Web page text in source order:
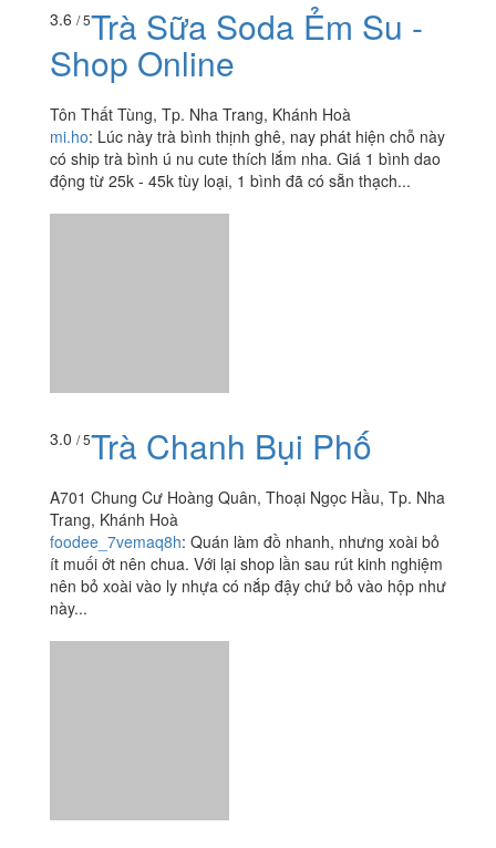
3.6 / 5Trà Sữa Soda Ẻm Su -
Shop Online
Tôn Thất Tùng, Tp. Nha Trang, Khánh Hoà
mi.ho: Lúc này trà bình thịnh ghê, nay phát hiện chỗ này
có ship trà bình ú nu cute thích lắm nha. Giá 1 bình dao
động từ 25k - 45k tùy loại, 1 bình đã có sẵn thạch...
3.0 / 5Trà Chanh Bụi Phố
A701 Chung Cư Hoàng Quân, Thoại Ngọc Hầu, Tp. Nha
Trang, Khánh Hoà
foodee_7vemaq8h: Quán làm đồ nhanh, nhưng xoài bỏ
ít muối ớt nên chua. Với lại shop lần sau rút kinh nghiệm
nên bỏ xoài vào ly nhựa có nắp đậy chứ bỏ vào hộp như
này...